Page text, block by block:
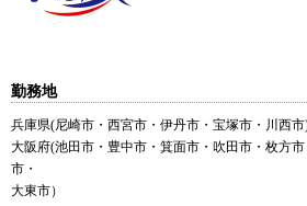
勤務地
兵庫県(尼崎市・西宮市・伊丹市・宝塚市・川西市
大阪府(池田市・豊中市・箕面市・吹田市・枚方
市・
大東市）